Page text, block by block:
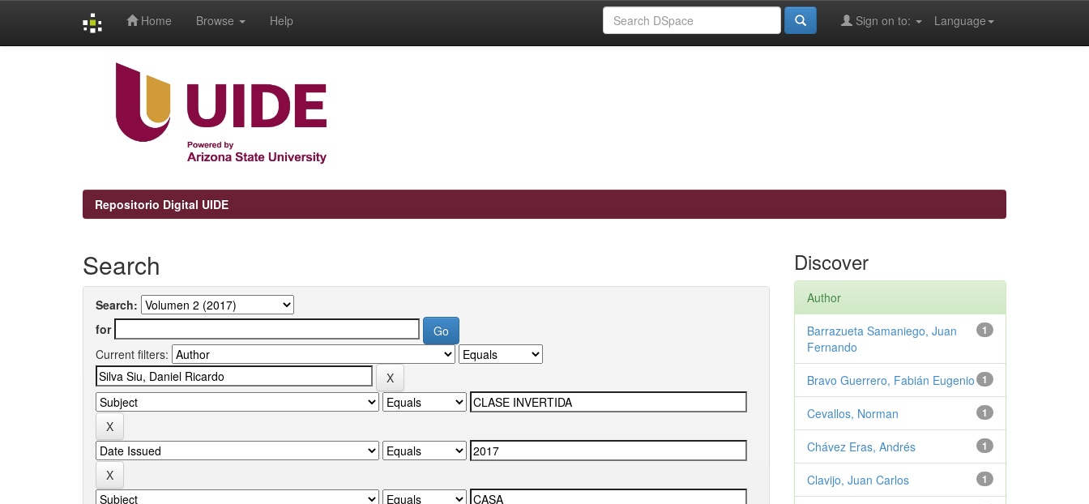
Home Browse Help Language
Sign on to:
Repositorio Digital UIDE
Search
Search:
for
Current filters:
Discover
Author
1
Barrazueta Samaniego, Juan
Fernando
1
Bravo Guerrero, Fabián Eugenio
1
Cevallos, Norman
1
Chávez Eras, Andrés
1
Clavijo, Juan Carlos